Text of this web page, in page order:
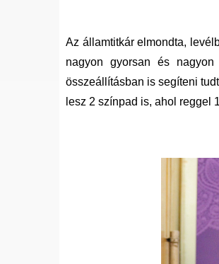
Az államtitkár elmondta,
nagyon gyorsan és
összeállításban is segíteni
lesz 2 színpad is, ahol reggel